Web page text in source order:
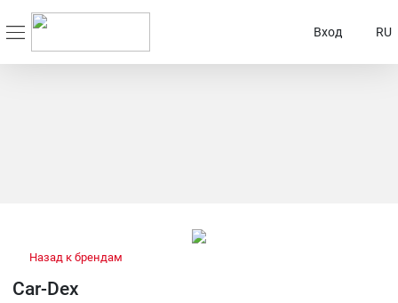
Вход RU
Назад к брендам
Car-Dex